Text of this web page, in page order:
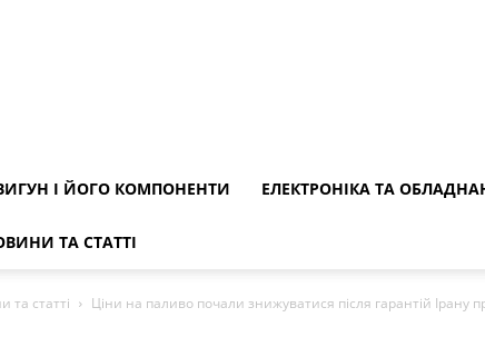
І ЙОГО КОМПОНЕНТИ ЕЛЕКТРОНІКА ТА
ТА СТАТТІ
та статті Ціни на паливо почали знижуватися після гарантій Ірану